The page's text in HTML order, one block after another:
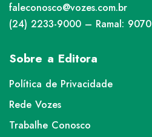
faleconosco@vozes.com.br
(24) 2233-9000 – Ramal: 9070
Sobre a Editora
Política de Privacidade
Rede Vozes
Trabalhe Conosco